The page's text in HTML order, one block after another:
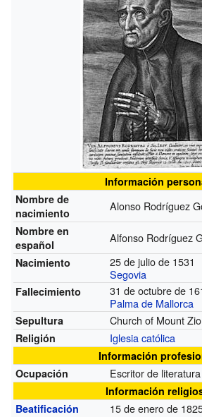
Información
Nombre de
nacimiento
Alonso Rodríguez
Nombre en
español
Alfonso Rodríguez
Nacimiento
25 de julio de 1531
Segovia
Fallecimiento
31 de octubre de
Palma de Mallorca
Sepultura Church of Mount
Religión Iglesia católica
Información
Ocupación
Escritor de
Información
Beatificación
15 de enero de